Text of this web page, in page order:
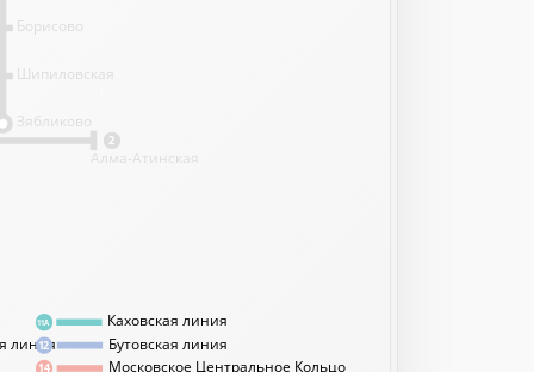
линия
Каховская линия
Бутовская линия
Московское Центральное Кольцо
11А
12
14
2
Борисово
Шипиловская
Зябликово
Алма-Атинская